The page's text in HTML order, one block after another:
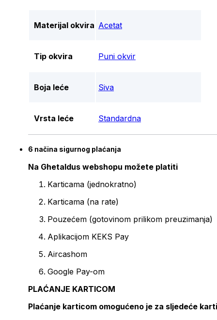
Materijal okvira Acetat
Tip okvira Puni okvir
Boja leće Siva
Vrsta leće Standardna
6 načina sigurnog plaćanja
Na Ghetaldus webshopu možete platiti
Karticama (jednokratno)
Karticama (na rate)
Pouzećem (gotovinom prilikom preuzimanja)
Aplikacijom KEKS Pay
Aircashom
Google Pay-om
PLAĆANJE KARTICOM
Plaćanje karticom omogućeno je za sljedeće